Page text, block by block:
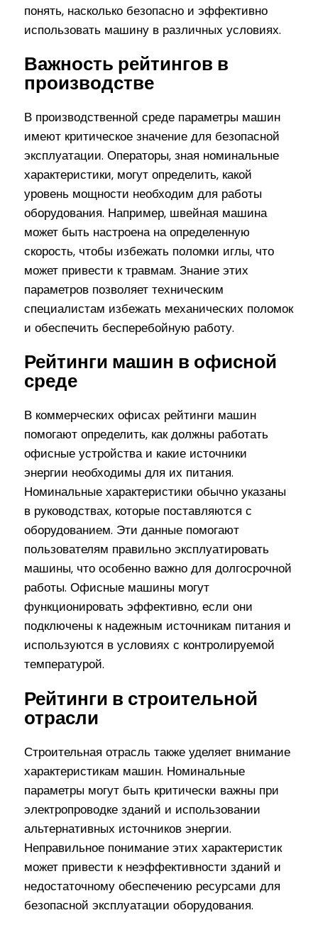
понять, насколько безопасно и эффективно
использовать машину в различных условиях.
Важность рейтингов в
производстве
В производственной среде параметры машин
имеют критическое значение для безопасной
эксплуатации. Операторы, зная номинальные
характеристики, могут определить, какой
уровень мощности необходим для работы
оборудования. Например, швейная машина
может быть настроена на определенную
скорость, чтобы избежать поломки иглы, что
может привести к травмам. Знание этих
параметров позволяет техническим
специалистам избежать механических поломок
и обеспечить бесперебойную работу.
Рейтинги машин в офисной
среде
В коммерческих офисах рейтинги машин
помогают определить, как должны работать
офисные устройства и какие источники
энергии необходимы для их питания.
Номинальные характеристики обычно указаны
в руководствах, которые поставляются с
оборудованием. Эти данные помогают
пользователям правильно эксплуатировать
машины, что особенно важно для долгосрочной
работы. Офисные машины могут
функционировать эффективно, если они
подключены к надежным источникам питания и
используются в условиях с контролируемой
температурой.
Рейтинги в строительной
отрасли
Строительная отрасль также уделяет внимание
характеристикам машин. Номинальные
параметры могут быть критически важны при
электропроводке зданий и использовании
альтернативных источников энергии.
Неправильное понимание этих характеристик
может привести к неэффективности зданий и
недостаточному обеспечению ресурсами для
безопасной эксплуатации оборудования.